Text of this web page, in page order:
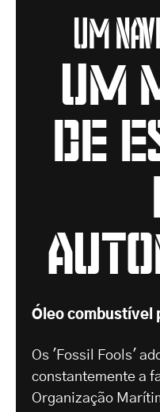
Um
um
de
Óleo combustível
Os 'Fossil Fools'
constantemente a
Organização